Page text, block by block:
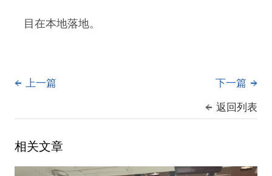
目在本地落地。
上一篇 下一篇
返回列表
相关文章